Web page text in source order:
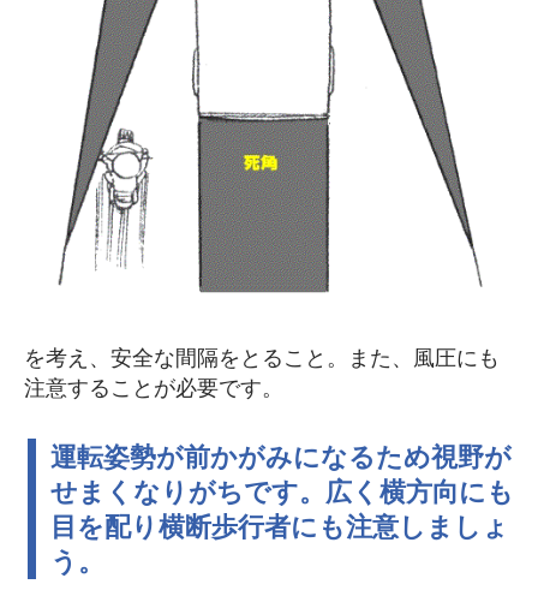
を考え、安全な間隔をとること。また、風圧にも
注意することが必要です。
運転姿勢が前かがみになるため視野が
せまくなりがちです。広く横方向にも
目を配り横断歩行者にも注意しましょ
う。